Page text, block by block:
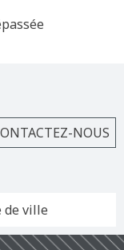
NOUS
de ville